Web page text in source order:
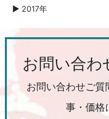
▼ 2017年
お問い合わ
お問い合わせご質
事・価格